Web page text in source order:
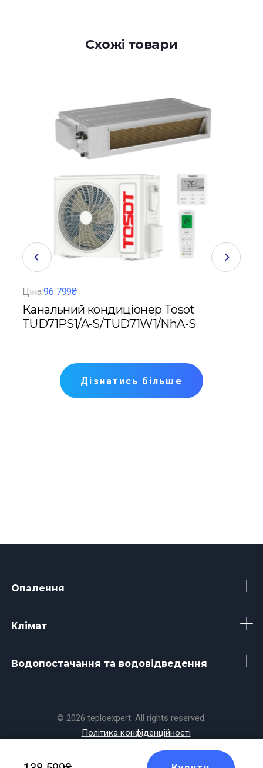
Схожі товари
Ціна96 799₴
Канальний кондиціонер Tosot
TUD71PS1/A-S/TUD71W1/NhA-S
Дізнатись більше
Опалення
Клімат
Водопостачання та водовідведення
© 2026 teploexpert. All rights reserved.
Політика конфіденційності
byKoala